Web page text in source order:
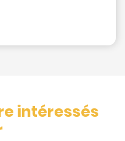
intéressés